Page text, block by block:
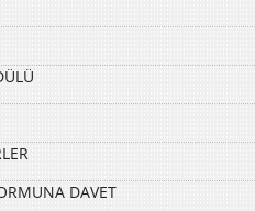
DAVET